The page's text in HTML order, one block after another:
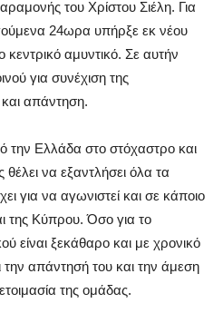
του Χρίστου Σιέλη. Για
24ωρα υπήρξε εκ νέου
αμυντικό. Σε αυτήν
για συνέχιση της
απάντηση.
την Ελλάδα στο στόχαστρο και
να εξαντλήσει όλα τα
για να αγωνιστεί και σε κάποιο
της Κύπρου. Όσο για το
είναι ξεκάθαρο και με χρονικό
την απάντησή του και την άμεση
της ομάδας.